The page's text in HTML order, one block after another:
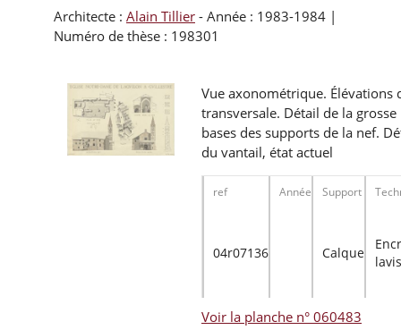
Architecte : Alain Tillier - Année : 1983-1984 |
Numéro de thèse : 198301
Vue axonométrique. Élévations
transversale. Détail de la
bases des supports de la nef.
du vantail, état actuel
ref Année Support
04r07136 Calque
lavis
Voir la planche n° 060483